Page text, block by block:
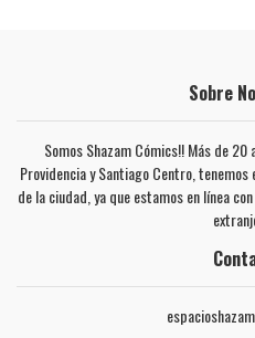
Sobre
Somos Shazam Cómics!! Más de
Providencia y Santiago Centro,
de la ciudad, ya que estamos en línea